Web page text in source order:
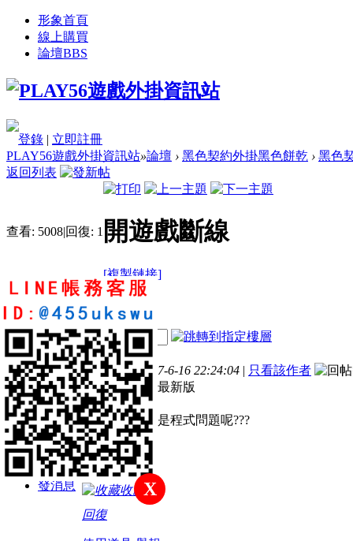
形象首頁
線上購買
論壇BBS
登錄 | 立即註冊
PLAY56遊戲外掛資訊站»論壇 › 黑色契約外掛黑色餅乾 › 黑色
返回列表
查看: 5008|回復: 1 開遊戲斷線
[複製鏈接]
gygy12362231
1
主題
3
帖子
13
積分
新手上路
積分
13
發消息
電梯直達
樓主
發表於 2017-6-16 22:24:04 | 只看該作者
請問剛剛下載最新版
登入就斷線
是我的問題還是程式問題呢???
收藏
回復
X